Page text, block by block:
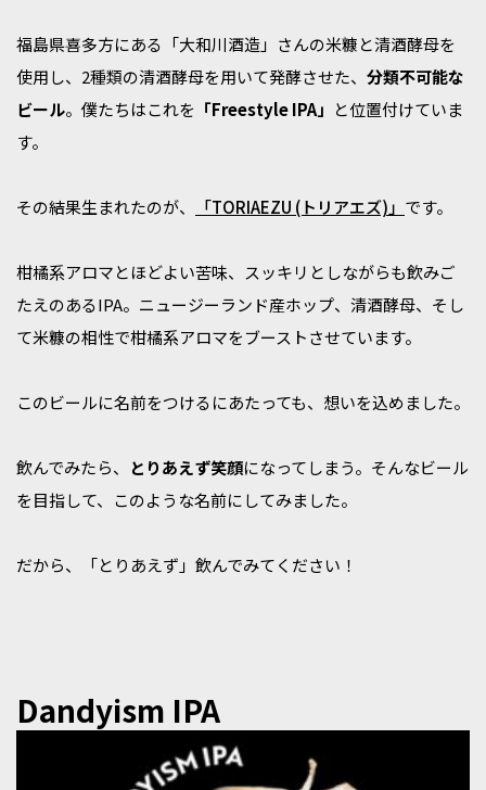
福島県喜多方にある「大和川酒造」さんの米糠と清酒酵母を
使用し、2種類の清酒酵母を用いて発酵させた、 分類不可能な
ビール。僕たちはこれを 「Freestyle IPA」 と位置付けていま
す。
その結果生まれたのが、 「TORIAEZU (トリアエズ)」 です。
柑橘系アロマとほどよい苦味、スッキリとしながらも飲みご
たえのあるIPA。ニュージーランド産ホップ、清酒酵母、そし
て米糠の相性で柑橘系アロマをブーストさせています。
このビールに名前をつけるにあたっても、想いを込めました。
飲んでみたら、 とりあえず笑顔になってしまう。そんなビール
を目指して、このような名前にしてみました。
だから、「とりあえず」飲んでみてください！
Dandyism IPA